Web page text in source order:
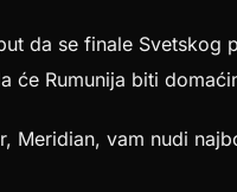
da se finale Svetskog
će Rumunija biti
Meridian, vam nudi